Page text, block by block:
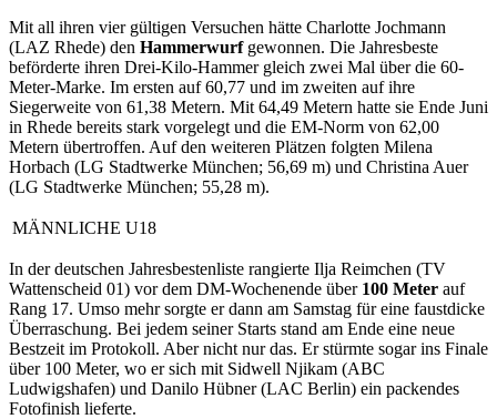
Mit all ihren vier gültigen Versuchen hätte Charlotte Jochmann
(LAZ Rhede) den Hammerwurfgewonnen. Die Jahresbeste
beförderte ihren Drei-Kilo-Hammer gleich zwei Mal über die 60-
Meter-Marke. Im ersten auf 60,77 und im zweiten auf ihre
Siegerweite von 61,38 Metern. Mit 64,49 Metern hatte sie Ende Juni
in Rhede bereits stark vorgelegt und die EM-Norm von 62,00
Metern übertroffen. Auf den weiteren Plätzen folgten Milena
Horbach (LG Stadtwerke München; 56,69 m) und Christina Auer
(LG Stadtwerke München; 55,28 m).
MÄNNLICHE U18
In der deutschen Jahresbestenliste rangierte Ilja Reimchen (TV
Wattenscheid 01) vor dem DM-Wochenende über 100 Meter auf
Rang 17. Umso mehr sorgte er dann am Samstag für eine faustdicke
Überraschung. Bei jedem seiner Starts stand am Ende eine neue
Bestzeit im Protokoll. Aber nicht nur das. Er stürmte sogar ins Finale
über 100 Meter, wo er sich mit Sidwell Njikam (ABC
Ludwigshafen) und Danilo Hübner (LAC Berlin) ein packendes
Fotofinish lieferte.